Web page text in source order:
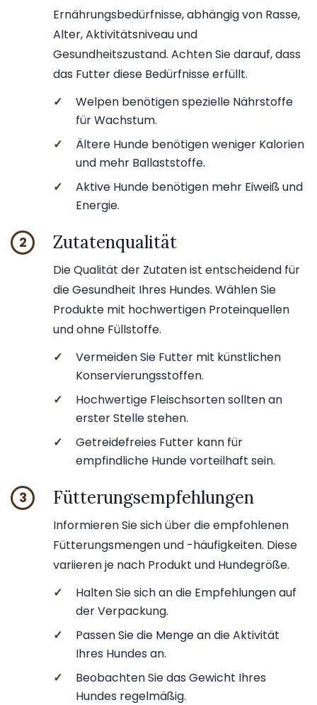
Ernährungsbedürfnisse, abhängig von Rasse,
Alter, Aktivitätsniveau und
Gesundheitszustand. Achten Sie darauf, dass
das Futter diese Bedürfnisse erfüllt.
✓
Welpen benötigen spezielle Nährstoffe
für Wachstum.
✓
Ältere Hunde benötigen weniger Kalorien
und mehr Ballaststoffe.
✓
Aktive Hunde benötigen mehr Eiweiß und
Energie.
2 Zutatenqualität
Die Qualität der Zutaten ist entscheidend für
die Gesundheit Ihres Hundes. Wählen Sie
Produkte mit hochwertigen Proteinquellen
und ohne Füllstoffe.
✓
Vermeiden Sie Futter mit künstlichen
Konservierungsstoffen.
✓
Hochwertige Fleischsorten sollten an
erster Stelle stehen.
✓
Getreidefreies Futter kann für
empfindliche Hunde vorteilhaft sein.
3 Fütterungsempfehlungen
Informieren Sie sich über die empfohlenen
Fütterungsmengen und -häufigkeiten. Diese
variieren je nach Produkt und Hundegröße.
✓
Halten Sie sich an die Empfehlungen auf
der Verpackung.
✓
Passen Sie die Menge an die Aktivität
Ihres Hundes an.
✓
Beobachten Sie das Gewicht Ihres
Hundes regelmäßig.